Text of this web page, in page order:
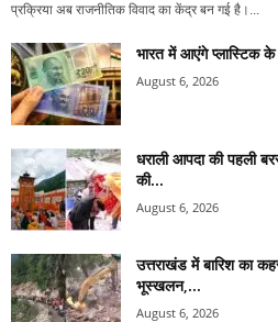
प्रक्रिया अब राजनीतिक विवाद का केंद्र बन गई है।...
भारत में आएंगे प्लास्टिक
August 6, 2026
धराली आपदा की पहली
की...
August 6, 2026
उत्तराखंड में बारिश का
भूस्खलन,...
August 6, 2026